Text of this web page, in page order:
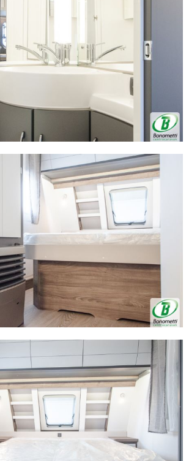
per personalizzare contenuti ed
funzionalità dei social media e per
traffico. Condividiamo inoltre
in cui utilizza il nostro sito con i
si occupano di analisi dei dati web,
media, i quali potrebbero combinarle
che ha fornito loro o che hanno
dei loro servizi.